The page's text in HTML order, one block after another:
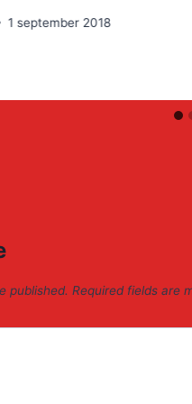
1 september 2018
published. Required fields are